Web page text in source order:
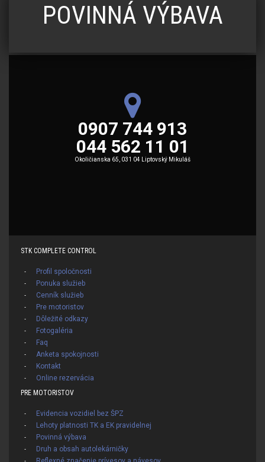
POVINNÁ VÝBAVA
0907 744 913
044 562 11 01
Okoličianska 65, 031 04 Liptovský Mikuláš
STK COMPLETE CONTROL
Profil spoločnosti
Ponuka služieb
Cenník služieb
Pre motoristov
Dôležité odkazy
Fotogaléria
Faq
Anketa spokojnosti
Kontakt
Online rezervácia
PRE MOTORISTOV
Evidencia vozidiel bez ŠPZ
Lehoty platnosti TK a EK pravidelnej
Povinná výbava
Druh a obsah autolekárničky